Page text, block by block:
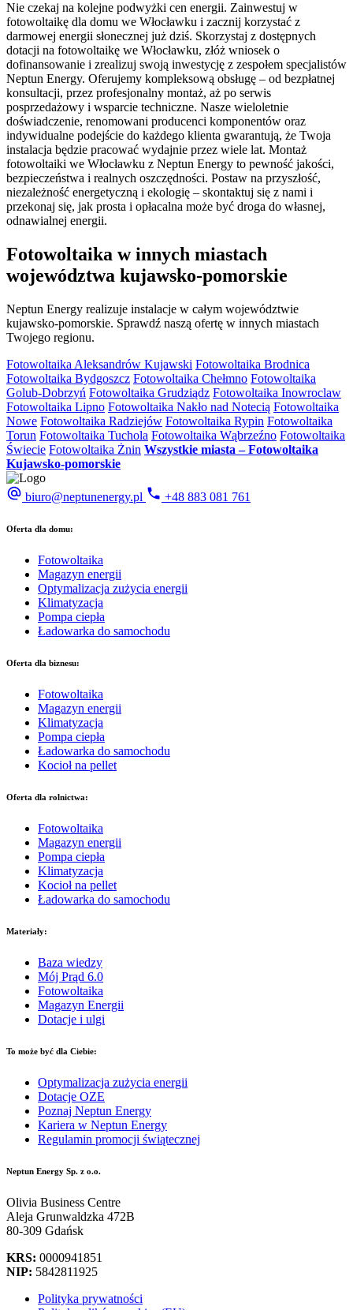
Nie czekaj na kolejne podwyżki cen energii. Zainwestuj w
fotowoltaikę dla domu we Włocławku i zacznij korzystać z
darmowej energii słonecznej już dziś. Skorzystaj z dostępnych
dotacji na fotowoltaikę we Włocławku, złóż wniosek o
dofinansowanie i zrealizuj swoją inwestycję z zespołem specjalistów
Neptun Energy. Oferujemy kompleksową obsługę – od bezpłatnej
konsultacji, przez profesjonalny montaż, aż po serwis
posprzedażowy i wsparcie techniczne. Nasze wieloletnie
doświadczenie, renomowani producenci komponentów oraz
indywidualne podejście do każdego klienta gwarantują, że Twoja
instalacja będzie pracować wydajnie przez wiele lat. Montaż
fotowoltaiki we Włocławku z Neptun Energy to pewność jakości,
bezpieczeństwa i realnych oszczędności. Postaw na przyszłość,
niezależność energetyczną i ekologię – skontaktuj się z nami i
przekonaj się, jak prosta i opłacalna może być droga do własnej,
odnawialnej energii.
Fotowoltaika winnych miastach
województwa kujawsko-pomorskie
Neptun Energy realizuje instalacje w całym województwie
kujawsko-pomorskie. Sprawdź naszą ofertę w innych miastach
Twojego regionu.
Fotowoltaika Aleksandrów Kujawski Fotowoltaika Brodnica
Fotowoltaika Bydgoszcz Fotowoltaika Chełmno Fotowoltaika
Golub-Dobrzyń Fotowoltaika Grudziądz Fotowoltaika Inowroclaw
Fotowoltaika Lipno Fotowoltaika Nakło nad Notecią Fotowoltaika
Nowe Fotowoltaika Radziejów Fotowoltaika Rypin Fotowoltaika
Torun Fotowoltaika Tuchola Fotowoltaika Wąbrzeźno Fotowoltaika
Świecie Fotowoltaika Żnin Wszystkie miasta – Fotowoltaika
Kujawsko-pomorskie
biuro@neptunenergy.pl +48 883 081 761
Oferta dla domu:
Fotowoltaika
Magazyn energii
Optymalizacja zużycia energii
Klimatyzacja
Pompa ciepła
Ładowarka do samochodu
Oferta dla biznesu:
Fotowoltaika
Magazyn energii
Klimatyzacja
Pompa ciepła
Ładowarka do samochodu
Kocioł na pellet
Oferta dla rolnictwa:
Fotowoltaika
Magazyn energii
Pompa ciepła
Klimatyzacja
Kocioł na pellet
Ładowarka do samochodu
Materiały:
Baza wiedzy
Mój Prąd 6.0
Fotowoltaika
Magazyn Energii
Dotacje i ulgi
To może być dla Ciebie:
Optymalizacja zużycia energii
Dotacje OZE
Poznaj Neptun Energy
Kariera w Neptun Energy
Regulamin promocji świątecznej
Neptun Energy Sp. z o.o.
Olivia Business Centre
Aleja Grunwaldzka 472B
80-309 Gdańsk
KRS: 0000941851
NIP: 5842811925
Polityka prywatności